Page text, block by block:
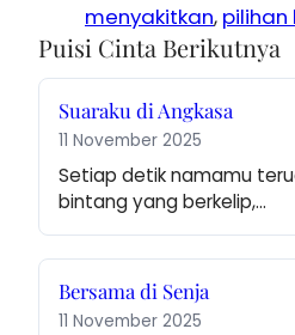
menyakitkan, pilihan
Puisi Cinta Berikutnya
Suaraku di Angkasa
11 November 2025
Setiap detik namamu
bintang yang berkelip,…
Bersama di Senja
11 November 2025